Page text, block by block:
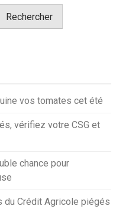
Rechercher
vos tomates cet été
vérifiez votre CSG et
chance pour
du Crédit Agricole piégés